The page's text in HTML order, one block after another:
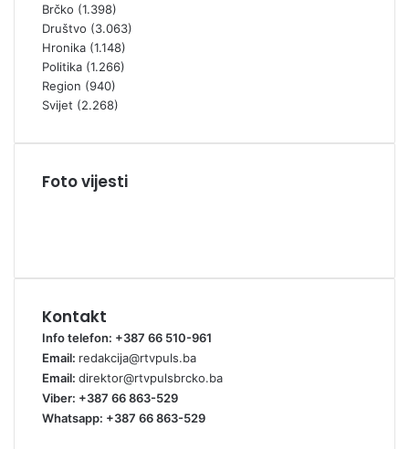
Brčko (1.398)
Društvo (3.063)
Hronika (1.148)
Politika (1.266)
Region (940)
Svijet (2.268)
Foto vijesti
Kontakt
Info telefon: +387 66 510-961
Email: redakcija@rtvpuls.ba
Email: direktor@rtvpulsbrcko.ba
Viber: +387 66 863-529
Whatsapp: +387 66 863-529